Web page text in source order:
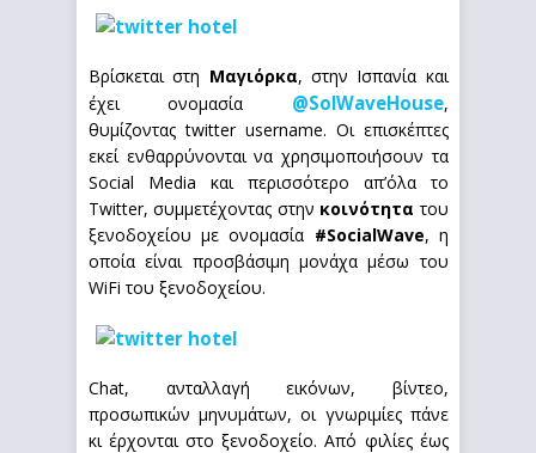
Βρίσκεται στη Μαγιόρκα, στην Ισπανία και
έχει ονομασία @SolWaveHouse,
θυμίζοντας twitter username. Οι επισκέπτες
εκεί ενθαρρύνονται να χρησιμοποιήσουν τα
Social Media και περισσότερο απ’όλα το
Twitter, συμμετέχοντας στην κοινότητα του
ξενοδοχείου με ονομασία #SocialWave, η
οποία είναι προσβάσιμη μονάχα μέσω του
WiFi του ξενοδοχείου.
Chat, ανταλλαγή εικόνων, βίντεο,
προσωπικών μηνυμάτων, οι γνωριμίες πάνε
κι έρχονται στο ξενοδοχείο. Από φιλίες έως